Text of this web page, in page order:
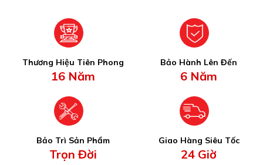
Thương Hiệu Tiên Phong
16 Năm
Bảo Hành Lên Đến
6 Năm
Bảo Trì Sản Phẩm
Trọn Đời
Giao Hàng Siêu Tốc
24 Giờ